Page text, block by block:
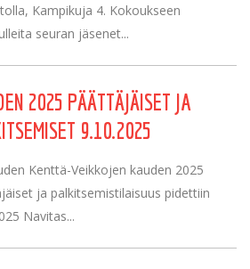
Kampikuja 4. Kokoukseen
seuran jäsenet...
2025 PÄÄTTÄJÄISET JA
9.10.2025
Kenttä-Veikkojen kauden 2025
ja palkitsemistilaisuus pidettiin
Navitas...